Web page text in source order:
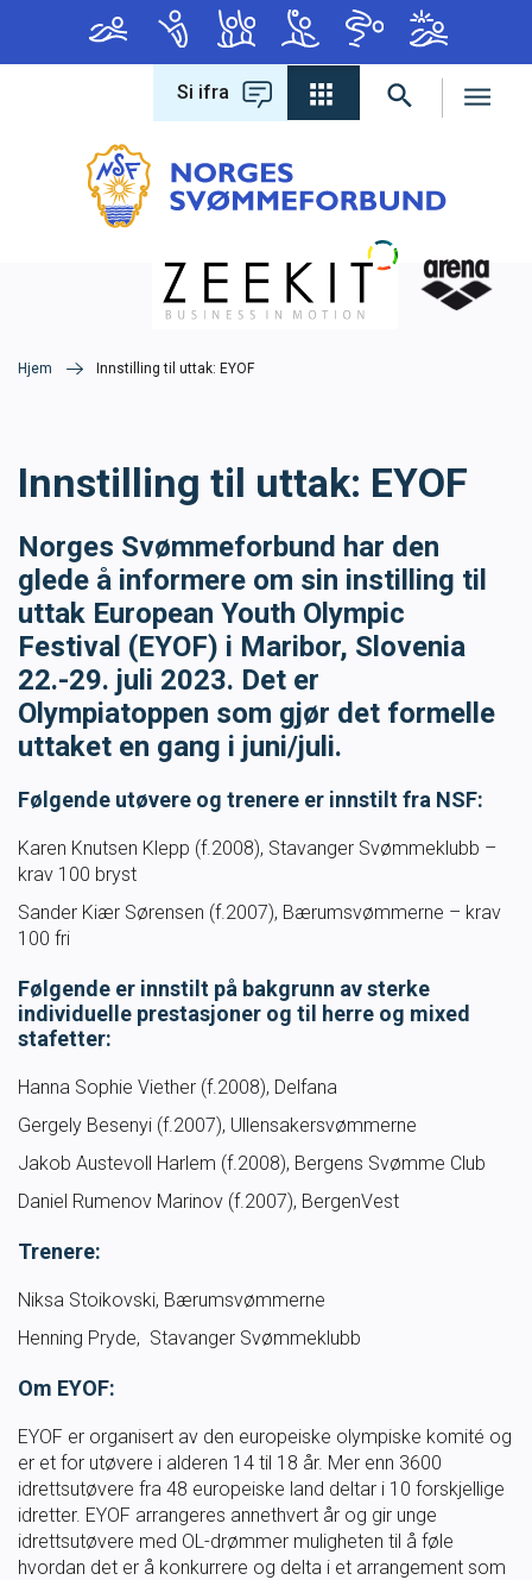
Forbundet
Om forbundet
Lover og regler
Konferanse 2026
Masterclass
Klubbdrift
Klubbutvikling
For trenere
Barneidrett
Ungdomsidrett
Para svømmeidrett for alle
Skolesvømming
Ledige stillinger
IDRETTSBUTIKKEN TRYGG I VANN
Hva leter du etter?
Si ifra
Hjem Innstilling til uttak: EYOF
Innstilling til uttak: EYOF
Norges Svømmeforbund har den
glede å informere om sin instilling til
uttak European Youth Olympic
Festival (EYOF) i Maribor, Slovenia
22.-29. juli 2023. Det er
Olympiatoppen som gjør det formelle
uttaket en gang i juni/juli.
Følgende utøvere og trenere er innstilt fra NSF:
Karen Knutsen Klepp (f.2008), Stavanger Svømmeklubb –
krav 100 bryst
Sander Kiær Sørensen (f.2007), Bærumsvømmerne – krav
100 fri
Følgende er innstilt på bakgrunn av sterke
individuelle prestasjoner og til herre og mixed
stafetter:
Hanna Sophie Viether (f.2008), Delfana
Gergely Besenyi (f.2007), Ullensakersvømmerne
Jakob Austevoll Harlem (f.2008), Bergens Svømme Club
Daniel Rumenov Marinov (f.2007), BergenVest
Trenere:
Niksa Stoikovski, Bærumsvømmerne
Henning Pryde, Stavanger Svømmeklubb
Om EYOF:
EYOF er organisert av den europeiske olympiske komité og
er et for utøvere i alderen 14 til 18 år. Mer enn 3600
idrettsutøvere fra 48 europeiske land deltar i 10 forskjellige
idretter. EYOF arrangeres annethvert år og gir unge
idrettsutøvere med OL-drømmer muligheten til å føle
hvordan det er å konkurrere og delta i et arrangement som